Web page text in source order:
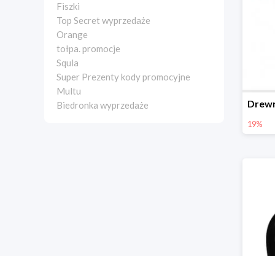
Fiszki
Top Secret wyprzedaże
Orange
tołpa. promocje
Squla
Super Prezenty kody promocyjne
Multu
Biedronka wyprzedaże
19%